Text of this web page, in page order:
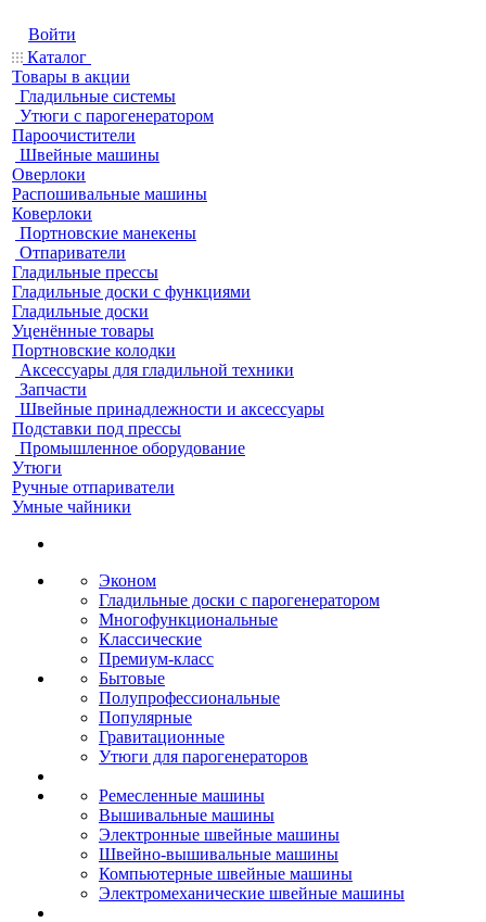
Войти
Каталог
Товары в акции
Гладильные системы
Утюги с парогенератором
Пароочистители
Швейные машины
Оверлоки
Распошивальные машины
Коверлоки
Портновские манекены
Отпариватели
Гладильные прессы
Гладильные доски с функциями
Гладильные доски
Уценённые товары
Портновские колодки
Аксессуары для гладильной техники
Запчасти
Швейные принадлежности и аксессуары
Подставки под прессы
Промышленное оборудование
Утюги
Ручные отпариватели
Умные чайники
Эконом
Гладильные доски с парогенератором
Многофункциональные
Классические
Премиум-класс
Бытовые
Полупрофессиональные
Популярные
Гравитационные
Утюги для парогенераторов
Ремесленные машины
Вышивальные машины
Электронные швейные машины
Швейно-вышивальные машины
Компьютерные швейные машины
Электромеханические швейные машины